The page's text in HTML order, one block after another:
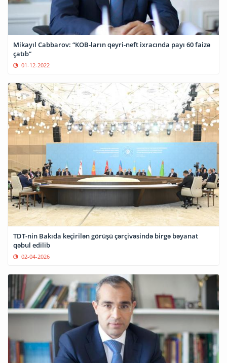
Mikayıl Cabbarov: “KOB-ların qeyri-neft ixracında payı 60 faizə
çatıb”
01-12-2022
TDT-nin Bakıda keçirilən görüşü çərçivəsində birgə bəyanat
qəbul edilib
02-04-2026